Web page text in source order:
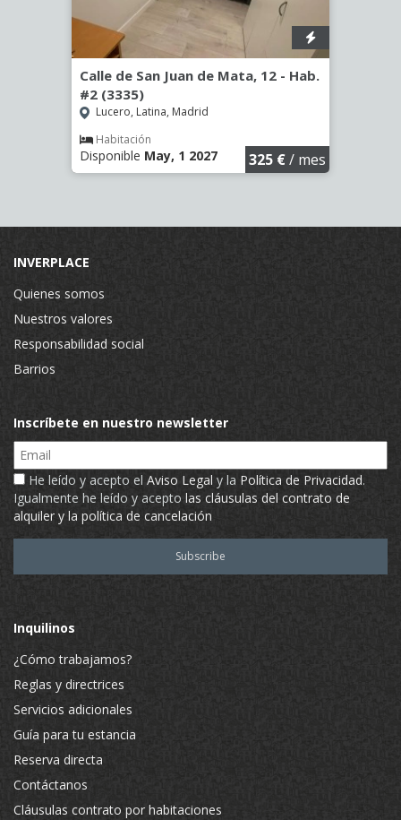
Calle de San Juan de Mata, 12 - Hab.
#2 (3335)
Lucero, Latina, Madrid
Habitación
Disponible May, 1 2027 325 €/ mes
INVERPLACE
Quienes somos
Nuestros valores
Responsabilidad social
Barrios
Inscríbete en nuestro newsletter
Email
He leído y acepto el Aviso Legal y la Política de Privacidad.
Igualmente he leído y acepto las cláusulas del contrato de
alquiler y la política de cancelación
Inquilinos
¿Cómo trabajamos?
Reglas y directrices
Servicios adicionales
Guía para tu estancia
Reserva directa
Contáctanos
Cláusulas contrato por habitaciones